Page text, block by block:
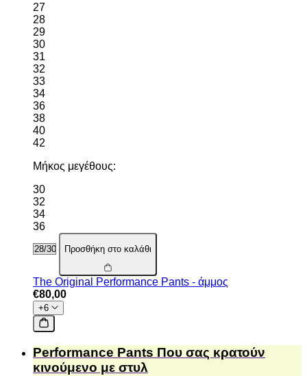
27
28
29
30
31
32
33
34
36
38
40
42
Μήκος μεγέθους:
30
32
34
36
Προσθήκη στο καλάθι
The Original Performance Pants - άμμος
€80,00
+6
Performance Pants Που σας κρατούν
κινούμενο με στυλ